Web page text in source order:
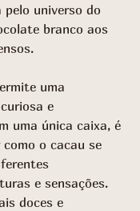
universo do
branco aos
uma
e
uma única caixa, é
o cacau se
e sensações.
doces e